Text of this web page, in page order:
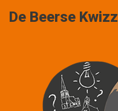
De Beerse Kwizz